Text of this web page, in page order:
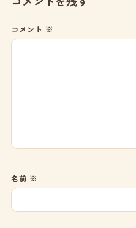
コメント ※
名前 ※